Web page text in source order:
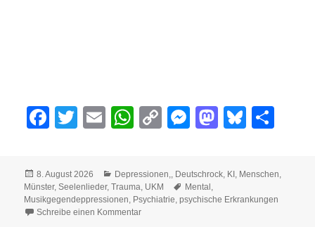
Fa
ok
T
r
E
W
A
pp
C
Li
nk
M
ng
er
M
do
n
Bl
y
Veröffentlicht
am
8. August 2026 Kategorien
Depressionen,, Deutschrock, KI , Menschen,
Münster,Seelenlieder,Trauma, UKM Schlagwörter
Mental ,
Musikgegendeppressionen, Psychiatrie,psychische Erkrankungen
Schreibe einen Kommentarzu Ich kann es nicht verstehen